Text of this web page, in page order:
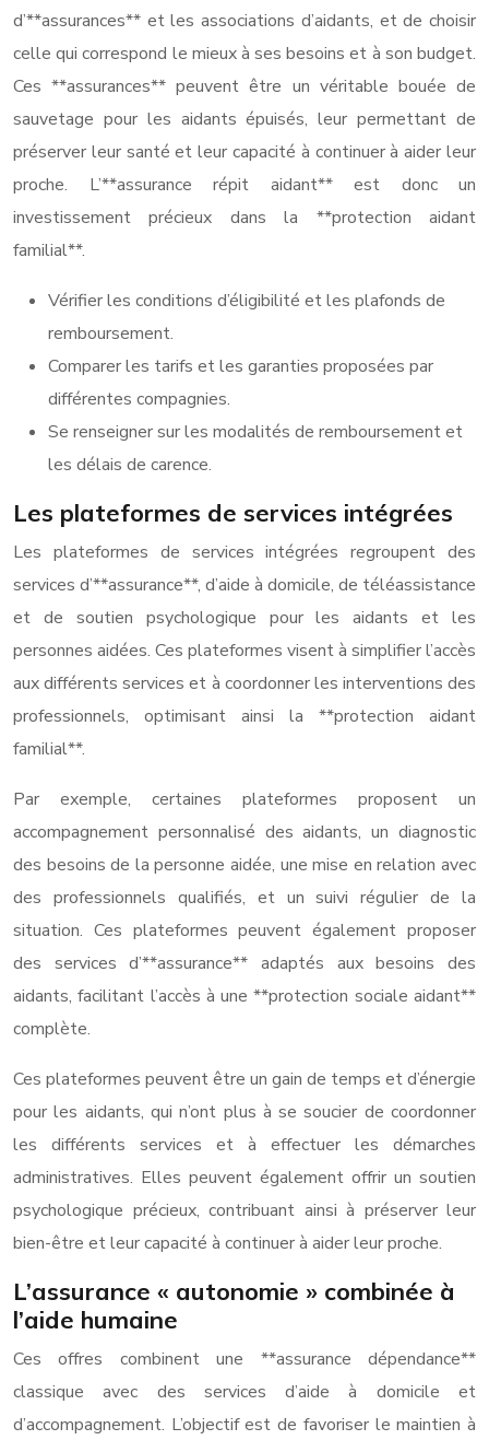
d’**assurances** et les associations d’aidants, et de choisir
celle qui correspond le mieux à ses besoins et à son budget.
Ces **assurances** peuvent être un véritable bouée de
sauvetage pour les aidants épuisés, leur permettant de
préserver leur santé et leur capacité à continuer à aider leur
proche. L’**assurance répit aidant** est donc un
investissement précieux dans la **protection aidant
familial**.
Vérifier les conditions d’éligibilité et les plafonds de
remboursement.
Comparer les tarifs et les garanties proposées par
différentes compagnies.
Se renseigner sur les modalités de remboursement et
les délais de carence.
Les plateformes de services intégrées
Les plateformes de services intégrées regroupent des
services d’**assurance**, d’aide à domicile, de téléassistance
et de soutien psychologique pour les aidants et les
personnes aidées. Ces plateformes visent à simplifier l’accès
aux différents services et à coordonner les interventions des
professionnels, optimisant ainsi la **protection aidant
familial**.
Par exemple, certaines plateformes proposent un
accompagnement personnalisé des aidants, un diagnostic
des besoins de la personne aidée, une mise en relation avec
des professionnels qualifiés, et un suivi régulier de la
situation. Ces plateformes peuvent également proposer
des services d’**assurance** adaptés aux besoins des
aidants, facilitant l’accès à une **protection sociale aidant**
complète.
Ces plateformes peuvent être un gain de temps et d’énergie
pour les aidants, qui n’ont plus à se soucier de coordonner
les différents services et à effectuer les démarches
administratives. Elles peuvent également offrir un soutien
psychologique précieux, contribuant ainsi à préserver leur
bien-être et leur capacité à continuer à aider leur proche.
L’assurance « autonomie » combinée à
l’aide humaine
Ces offres combinent une **assurance dépendance**
classique avec des services d’aide à domicile et
d’accompagnement. L’objectif est de favoriser le maintien à